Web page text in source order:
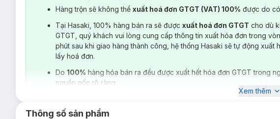
Hàng trộn sẽ không thể xuất hoá đơn GTGT (VAT) 100% được do
Tại Hasaki, 100% hàng bán ra sẽ được xuất hoá đơn GTGT cho dù
GTGT, quý khách vui lòng cung cấp thông tin xuất hóa đơn trong
phút sau khi giao hàng thành công, hệ thống Hasaki sẽ tự động
lấy hoá đơn.
Do 100% hàng hóa bán ra đều được xuất hết hóa đơn GTGT trong
nguồn gốc rõ ràng.
Xem thêm
Thông số sản phẩm